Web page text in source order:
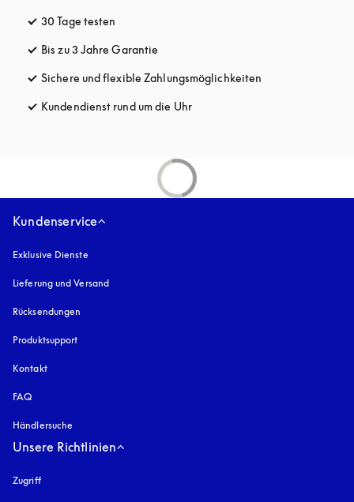
30 Tage testen
Bis zu 3 Jahre Garantie
Sichere und flexible Zahlungsmöglichkeiten
Kundendienst rund um die Uhröffnet sich in einem neuen Tab
Kundenservice
Exklusive Dienste
Lieferung und Versand
Rücksendungen
Produktsupport
Kontakt
FAQ
Händlersuche
Unsere Richtlinien
Zugrifföffnet sich in einem neuen Tab